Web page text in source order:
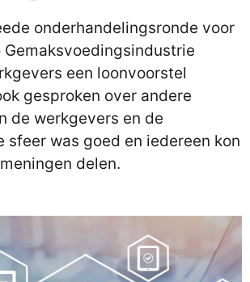
onderhandelingsronde voor
Gemaksvoedingsindustrie
een loonvoorstel
gesproken over andere
de werkgevers en de
sfeer was goed en iedereen kon
delen.